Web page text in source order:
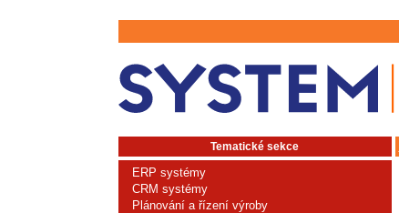
Tematické sekce
ERP systémy
CRM systémy
Plánování a řízení výroby